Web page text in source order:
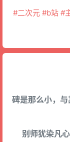
#二次元 #b站 #
碑是那么小，
别师犹染凡